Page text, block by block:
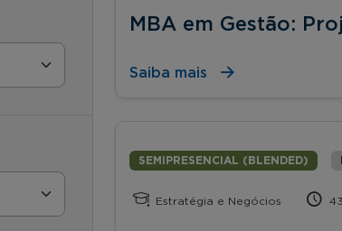
MBA em Gestão:
Saiba mais
SEMIPRESENCIAL (BLENDED)
Estratégia e Negócios